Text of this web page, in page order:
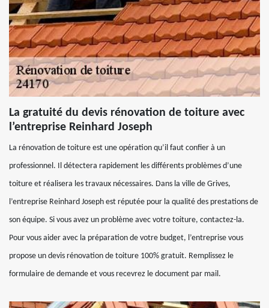
La gratuité du devis rénovation de toiture avec
l’entreprise Reinhard Joseph
La rénovation de toiture est une opération qu’il faut confier à un
professionnel. Il détectera rapidement les différents problèmes d’une
toiture et réalisera les travaux nécessaires. Dans la ville de Grives,
l’entreprise Reinhard Joseph est réputée pour la qualité des prestations de
son équipe. Si vous avez un problème avec votre toiture, contactez-la.
Pour vous aider avec la préparation de votre budget, l’entreprise vous
propose un devis rénovation de toiture 100% gratuit. Remplissez le
formulaire de demande et vous recevrez le document par mail.